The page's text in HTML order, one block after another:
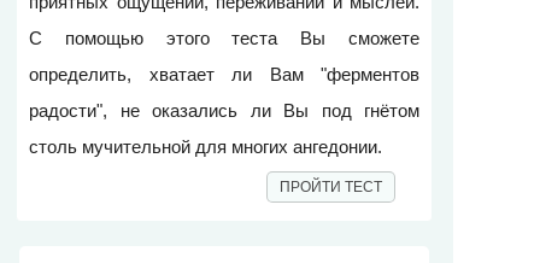
С помощью этого теста Вы сможете
определить, хватает ли Вам "ферментов
радости", не оказались ли Вы под гнётом
столь мучительной для многих ангедонии.
ПРОЙТИ ТЕСТ